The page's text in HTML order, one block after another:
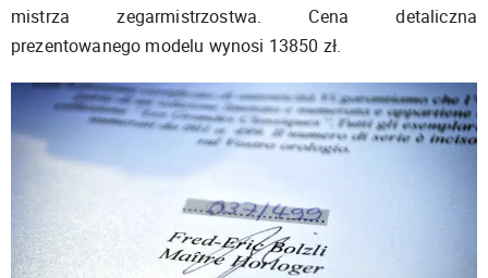
mistrza zegarmistrzostwa. Cena detaliczna
prezentowanego modelu wynosi 13850 zł.